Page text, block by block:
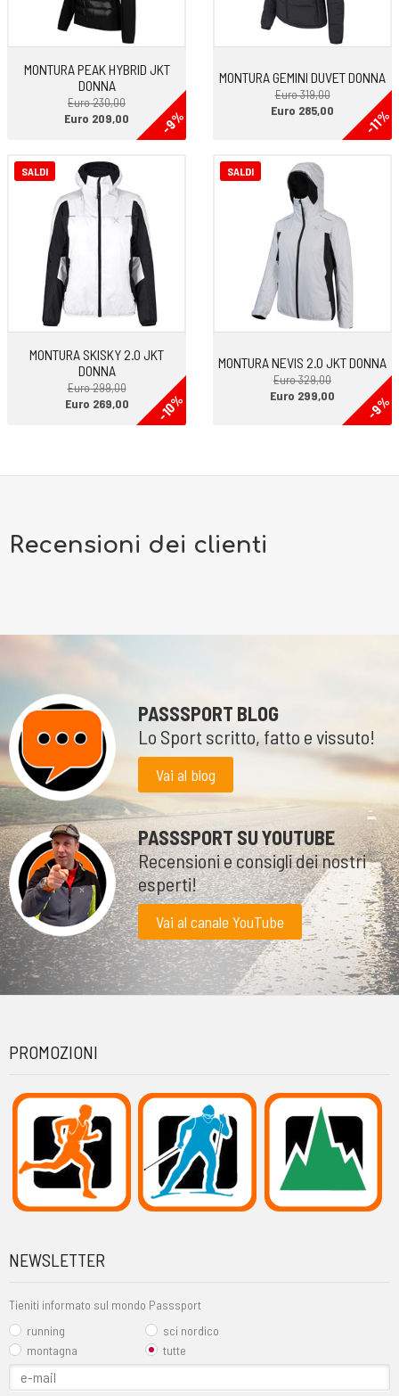
MONTURA PEAK HYBRID JKT
DONNA
Euro 230,00
-9%
Euro 209,00
MONTURA GEMINI DUVET DONNA
Euro 319,00
-11%
Euro 285,00
SALDI
MONTURA SKISKY 2.0 JKT
DONNA
Euro 299,00
-10%
Euro 269,00
SALDI
MONTURA NEVIS 2.0 JKT DONNA
Euro 329,00
-9%
Euro 299,00
Recensioni dei clienti
PASSSPORT BLOG
Lo Sport scritto, fatto e vissuto!
Vai al blog
PASSSPORT SU YOUTUBE
Recensioni e consigli dei nostri
esperti!
Vai al canale YouTube
PROMOZIONI
NEWSLETTER
Tieniti informato sul mondo Passsport
running
sci nordico
montagna
tutte